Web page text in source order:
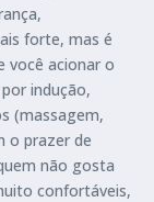
forte, mas é
você acionar o
indução,
(massagem,
o prazer de
não gosta
confortáveis,